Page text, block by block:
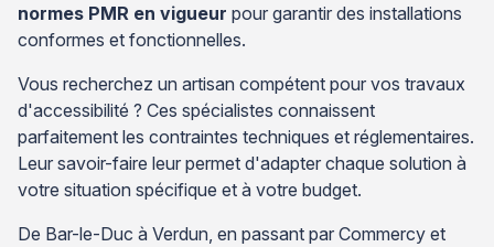
normes PMR en vigueur pour garantir des installations
conformes et fonctionnelles.
Vous recherchez un artisan compétent pour vos travaux
d'accessibilité ? Ces spécialistes connaissent
parfaitement les contraintes techniques et réglementaires.
Leur savoir-faire leur permet d'adapter chaque solution à
votre situation spécifique et à votre budget.
De Bar-le-Duc à Verdun, en passant par Commercy et